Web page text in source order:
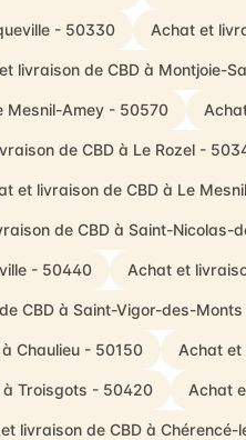
- 50330 Achat et
livraison de CBD à Montjoie-
Mesnil-Amey - 50570
de CBD à Le Rozel -
et livraison de CBD à Le
de CBD à Saint-Nicolas-
- 50440 Achat et
CBD à Saint-Vigor-des-
Chaulieu - 50150 Achat et
à Troisgots - 50420 Achat
livraison de CBD à